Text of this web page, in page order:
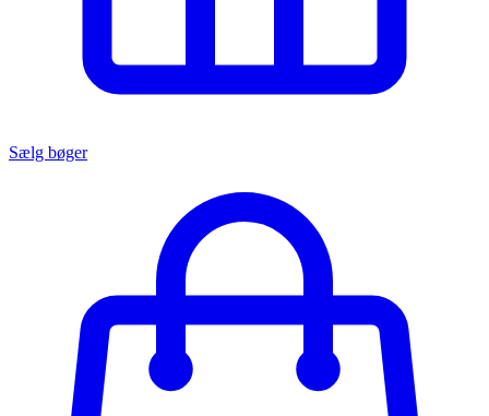
Sælg bøger